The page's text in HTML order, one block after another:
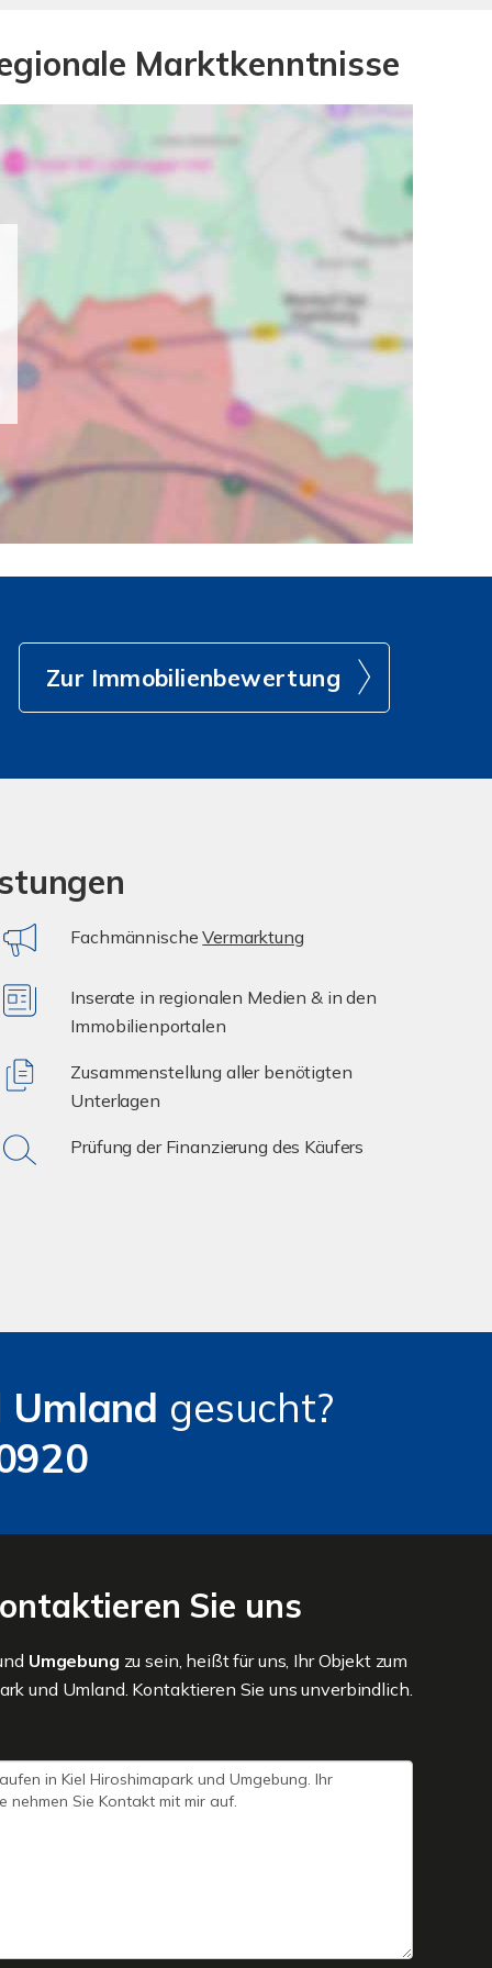
Marktkenntnisse
Zur Immobilienbewertung
FachmännischeVermarktung
Inserate in regionalen Medien & in den
Immobilienportalen
Zusammenstellung aller benötigten
Unterlagen
Prüfung der Finanzierung des Käufers
Umland gesucht?
Sie uns
Umgebung zu sein, heißt für uns, Ihr Objekt zum
und Umland. Kontaktieren Sie uns unverbindlich.